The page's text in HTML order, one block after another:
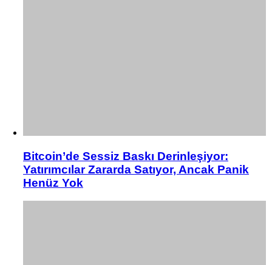
Bitcoin’de Sessiz Baskı Derinleşiyor:
Yatırımcılar Zararda Satıyor, Ancak Panik
Henüz Yok